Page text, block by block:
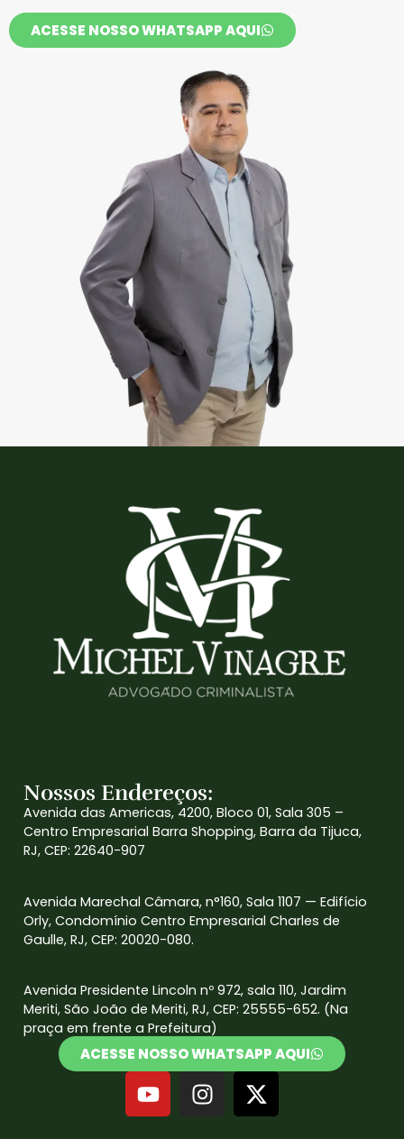
ACESSE NOSSO WHATSAPP AQUI
Nossos Endereços:
Avenida das Americas, 4200, Bloco 01, Sala 305 –
Centro Empresarial Barra Shopping, Barra da Tijuca,
RJ, CEP: 22640-907
Avenida Marechal Câmara, n°160, Sala 1107 — Edifício
Orly, Condomínio Centro Empresarial Charles de
Gaulle, RJ, CEP: 20020-080.
Avenida Presidente Lincoln nº 972, sala 110, Jardim
Meriti, São João de Meriti, RJ, CEP: 25555-652. (Na
praça em frente a Prefeitura)
ACESSE NOSSO WHATSAPP AQUI